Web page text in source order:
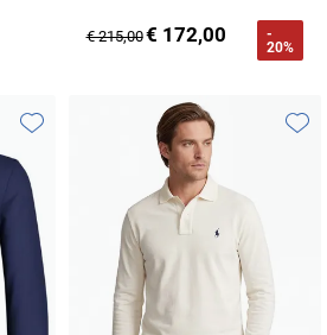
€ 215,00€ 172,00
-
20%
Toevoegen aan favorieten